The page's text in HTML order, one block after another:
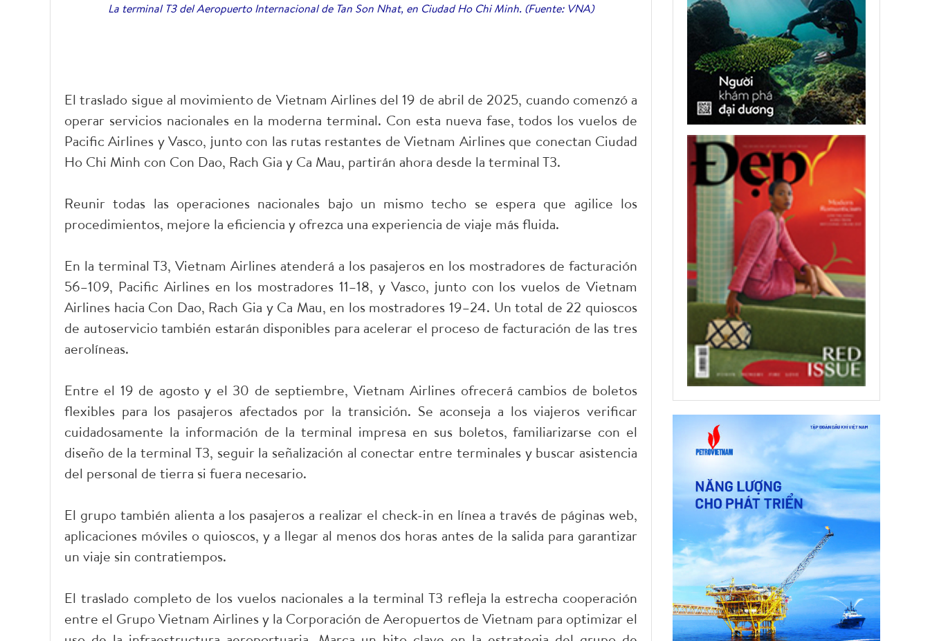
La terminal T3 del Aeropuerto Internacional de Tan Son Nhat, en Ciudad Ho Chi Minh. (Fuente: VNA)
El traslado sigue al movimiento de Vietnam Airlines del 19 de abril de 2025, cuando comenzó a
operar servicios nacionales en la moderna terminal. Con esta nueva fase, todos los vuelos de
Pacific Airlines y Vasco, junto con las rutas restantes de Vietnam Airlines que conectan Ciudad
Ho Chi Minh con Con Dao, Rach Gia y Ca Mau, partirán ahora desde la terminal T3.
Reunir todas las operaciones nacionales bajo un mismo techo se espera que agilice los
procedimientos, mejore la eficiencia y ofrezca una experiencia de viaje más fluida.
En la terminal T3, Vietnam Airlines atenderá a los pasajeros en los mostradores de facturación
56–109, Pacific Airlines en los mostradores 11–18, y Vasco, junto con los vuelos de Vietnam
Airlines hacia Con Dao, Rach Gia y Ca Mau, en los mostradores 19–24. Un total de 22 quioscos
de autoservicio también estarán disponibles para acelerar el proceso de facturación de las tres
aerolíneas.
Entre el 19 de agosto y el 30 de septiembre, Vietnam Airlines ofrecerá cambios de boletos
flexibles para los pasajeros afectados por la transición. Se aconseja a los viajeros verificar
cuidadosamente la información de la terminal impresa en sus boletos, familiarizarse con el
diseño de la terminal T3, seguir la señalización al conectar entre terminales y buscar asistencia
del personal de tierra si fuera necesario.
El grupo también alienta a los pasajeros a realizar el check-in en línea a través de páginas web,
aplicaciones móviles o quioscos, y a llegar al menos dos horas antes de la salida para garantizar
un viaje sin contratiempos.
El traslado completo de los vuelos nacionales a la terminal T3 refleja la estrecha cooperación
entre el Grupo Vietnam Airlines y la Corporación de Aeropuertos de Vietnam para optimizar el